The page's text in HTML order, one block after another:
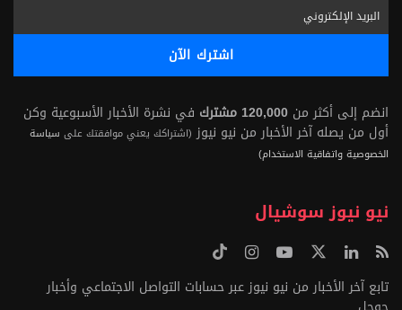
انضم إلى أكثر من 120,000 مشترك
في نشرة الأخبار الأسبوعية وكن
أول من يصله آخر الأخبار من نيو نيوز (اشتراكك يعني موافقتك على سياسة
الخصوصية واتفاقية الاستخدام)
نيو نيوز سوشيال
تابع آخر الأخبار من نيو نيوز عبر حسابات التواصل الاجتماعي وأخبار